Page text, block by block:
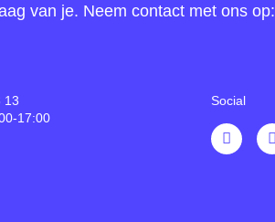
van je. Neem contact met ons op:
13
17:00
Social